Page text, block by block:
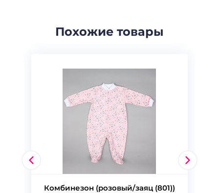
Похожие товары
Комбинезон (розовый/заяц (801))